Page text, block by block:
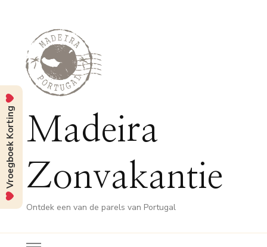
Madeira
Zonvakantie
Ontdek een van de parels van Portugal
Vroegboek Korting